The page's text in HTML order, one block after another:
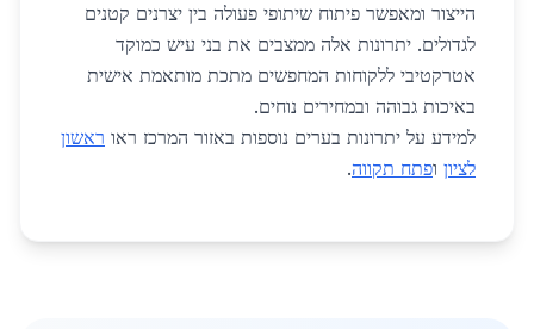
הייצור ומאפשר פיתוח שיתופי פעולה בין יצרנים קטנים
לגדולים. יתרונות אלה ממצבים את בני עיש כמוקד
אטרקטיבי ללקוחות המחפשים מתכת מותאמת אישית
באיכות גבוהה ובמחירים נוחים.
למידע על יתרונות בערים נוספות באזור המרכז ראו ראשון
לציון ופתח תקווה.